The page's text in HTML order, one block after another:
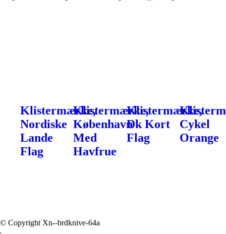
Klistermærke,
Nordiske
Lande
Flag
Klistermærke,
København
Med
Havfrue
Klistermærke,
Dk Kort
Flag
Cykel
Orange
© Copyright Xn--brdknive-64a